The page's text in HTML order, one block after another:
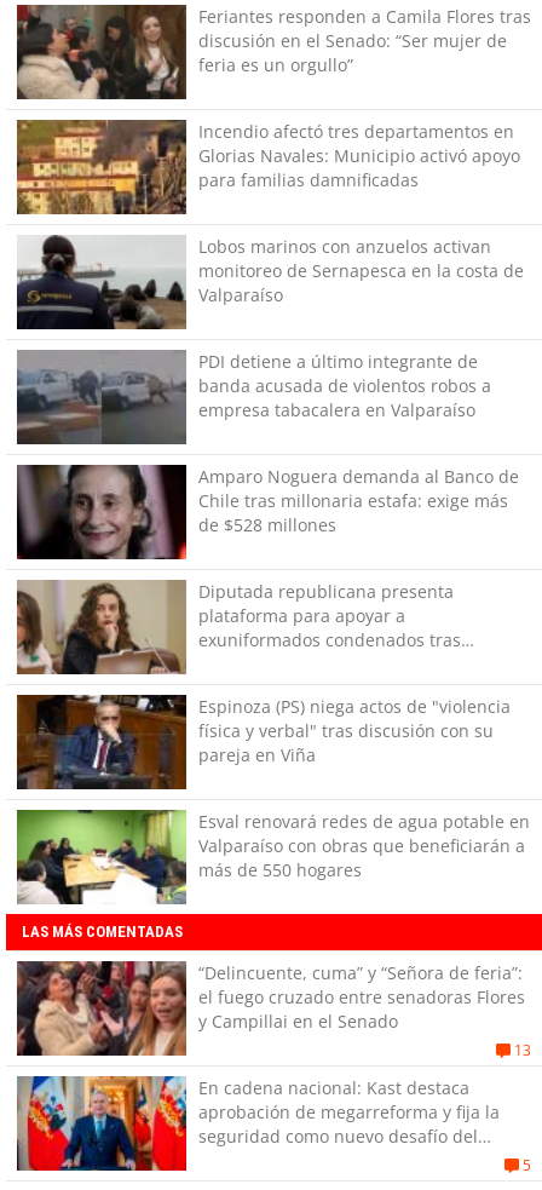
Feriantes responden a Camila Flores tras
discusión en el Senado: “Ser mujer de
feria es un orgullo”
Incendio afectó tres departamentos en
Glorias Navales: Municipio activó apoyo
para familias damnificadas
Lobos marinos con anzuelos activan
monitoreo de Sernapesca en la costa de
Valparaíso
PDI detiene a último integrante de
banda acusada de violentos robos a
empresa tabacalera en Valparaíso
Amparo Noguera demanda al Banco de
Chile tras millonaria estafa: exige más
de $528 millones
Diputada republicana presenta
plataforma para apoyar a
exuniformados condenados tras
Espinoza (PS) niega actos de "violencia
física y verbal" tras discusión con su
pareja en Viña
Esval renovará redes de agua potable en
Valparaíso con obras que beneficiarán a
más de 550 hogares
LAS MÁS COMENTADAS
“Delincuente, cuma” y “Señora de feria”:
el fuego cruzado entre senadoras Flores
y Campillai en el Senado
13
En cadena nacional: Kast destaca
aprobación de megarreforma y fija la
seguridad como nuevo desafío del
5